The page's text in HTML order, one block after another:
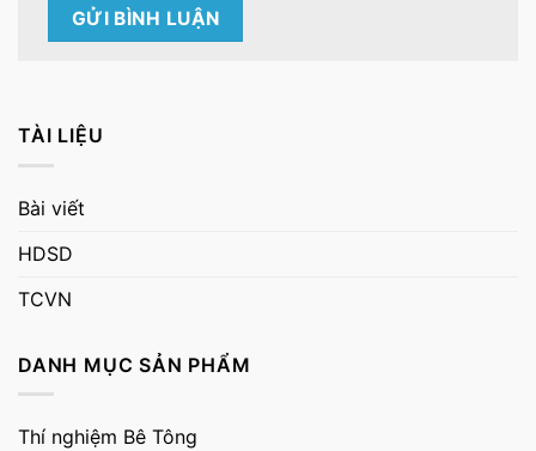
TÀI LIỆU
Bài viết
HDSD
TCVN
DANH MỤC SẢN PHẨM
Thí nghiệm Bê Tông